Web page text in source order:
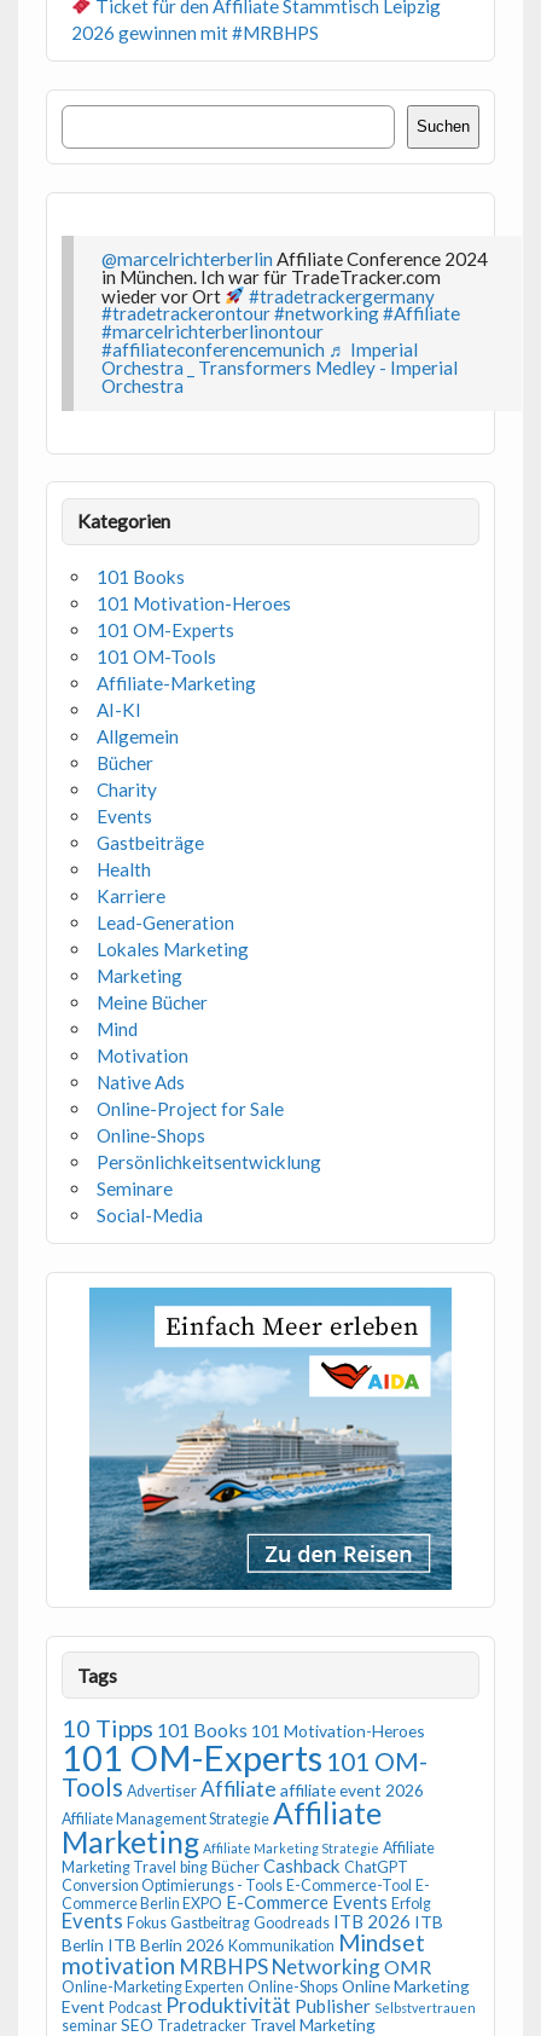
Ticket für den Affiliate Stammtisch Leipzig
2026 gewinnen mit #MRBHPS
Suchen
Suchen
@marcelrichterberlin Affiliate Conference 2024
in München. Ich war für TradeTracker.com
wieder vor Ort
#tradetrackergermany
#tradetrackerontour#networking#Affiliate
#marcelrichterberlinontour
#affiliateconferencemunich ♬ Imperial
Orchestra _ Transformers Medley - Imperial
Orchestra
Kategorien
101 Books
101 Motivation-Heroes
101 OM-Experts
101 OM-Tools
Affiliate-Marketing
AI-KI
Allgemein
Bücher
Charity
Events
Gastbeiträge
Health
Karriere
Lead-Generation
Lokales Marketing
Marketing
Meine Bücher
Mind
Motivation
Native Ads
Online-Project for Sale
Online-Shops
Persönlichkeitsentwicklung
Seminare
Social-Media
Tags
10 Tipps 101 Books 101 Motivation-Heroes
101 OM-Experts 101 OM-
Tools Advertiser Affiliate affiliate event 2026
Affiliate Management Strategie Affiliate
Marketing Affiliate Marketing Strategie Affiliate
Marketing Travel bing Bücher Cashback ChatGPT
Conversion Optimierungs - Tools E-Commerce-Tool E-
Commerce Berlin EXPO E-Commerce Events Erfolg
Events Fokus Gastbeitrag Goodreads ITB 2026 ITB
Berlin ITB Berlin 2026 Kommunikation Mindset
motivation MRBHPSNetworkingOMR
Online-Marketing Experten Online-Shops Online Marketing
Event Podcast Produktivität Publisher Selbstvertrauen
seminar SEO Tradetracker Travel Marketing